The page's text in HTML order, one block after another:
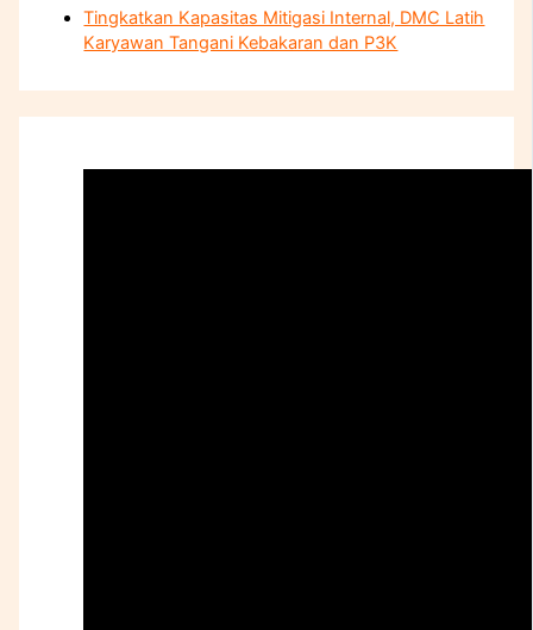
Tingkatkan Kapasitas Mitigasi Internal, DMC Latih
Karyawan Tangani Kebakaran dan P3K